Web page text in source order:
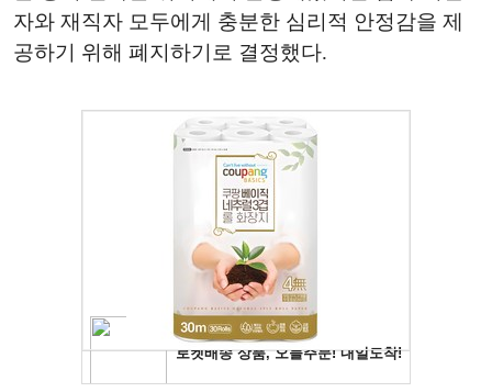
자와 재직자 모두에게 충분한 심리적 안정감을 제
공하기 위해 폐지하기로 결정했다.